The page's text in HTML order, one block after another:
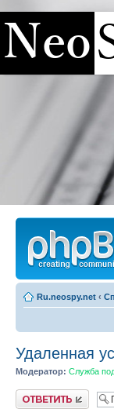
Ru.neospy.net ‹
Удаленная
Модератор: Служба
Ответить